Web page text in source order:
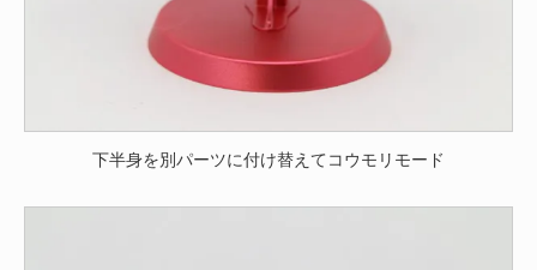
下半身を別パーツに付け替えてコウモリモード